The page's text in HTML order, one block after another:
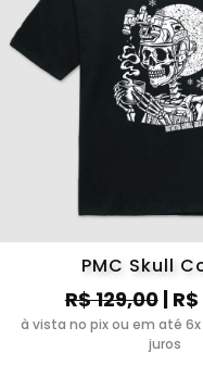
PMC Skull
R$ 129,00| R$
à vista no pix ou em até 6x
juros